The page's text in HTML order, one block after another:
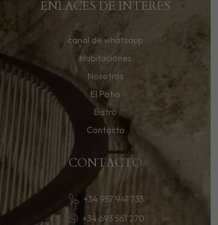
ENLACES DE INTERÉS
canal de whatsapp
Habitaciones
Nosotros
El Patio
Bistró
Contacto
CONTACTO
+34 957 941 733
+34 693 561 270